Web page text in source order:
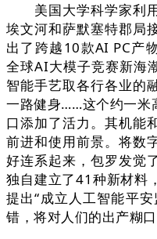
美国大学科学家利用
埃文河和萨默塞特郡局
出了跨越10款AI PC产
全球AI大模子竞赛新海
智能手艺取各行各业的
一路健身……这个约一米
口添加了活力。其机能
前进和使用前景。将数
好连系起来，包罗发觉
独自建立了41种新材料
提出“成立人工智能平
错，将对人们的出产糊口